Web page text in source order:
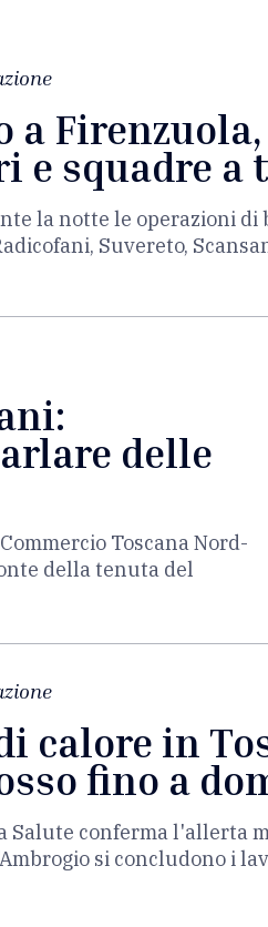
a
e squadre a
la notte le operazioni
Suvereto,
delle
Toscana Nord-
della tenuta del
calore in
fino a
Salute conferma l'allerta
si concludono i